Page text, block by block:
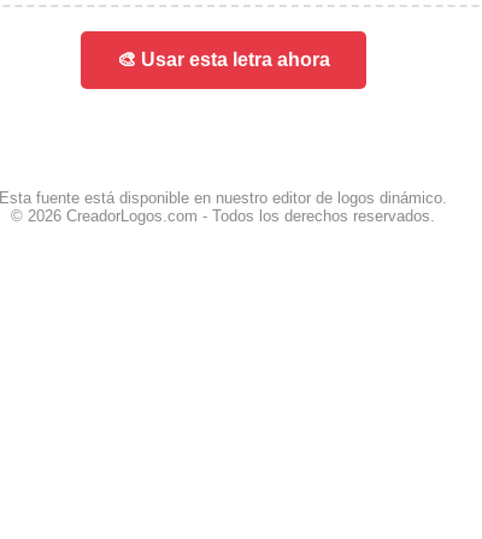
🎨 Usar esta letra ahora
Esta fuente está disponible en nuestro editor de logos dinámico.
© 2026 CreadorLogos.com - Todos los derechos reservados.